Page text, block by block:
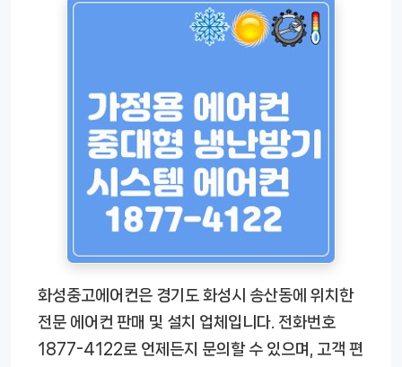
화성중고에어컨은 경기도 화성시 송산동에 위치한
전문 에어컨 판매 및 설치 업체입니다. 전화번호
1877-4122로 언제든지 문의할 수 있으며, 고객 편